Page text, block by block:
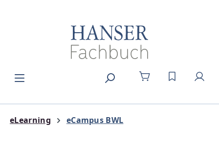
DU HAST 0
eLearning eCampus BWL